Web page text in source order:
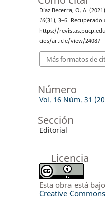
Díaz Becerra, O. A.
16(31), 3–6.
https://
cios/article/view/24087
Más formatos de
Número
Vol. 16 Núm. 31
Sección
Editorial
Licencia
Esta obra está
Creative